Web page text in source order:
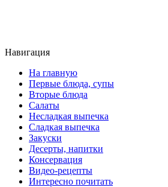
Навигация
На главную
Первые блюда, супы
Вторые блюда
Салаты
Несладкая выпечка
Сладкая выпечка
Закуски
Десерты, напитки
Консервация
Видео-рецепты
Интересно почитать